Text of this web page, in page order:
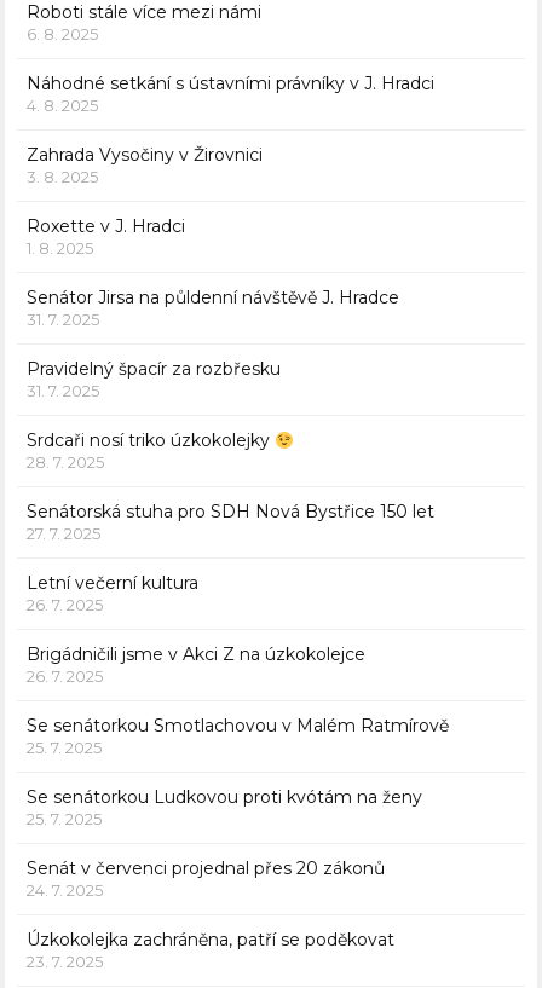
Roboti stále více mezi námi
6. 8. 2025
Náhodné setkání s ústavními právníky v J. Hradci
4. 8. 2025
Zahrada Vysočiny v Žirovnici
3. 8. 2025
Roxette v J. Hradci
1. 8. 2025
Senátor Jirsa na půldenní návštěvě J. Hradce
31. 7. 2025
Pravidelný špacír za rozbřesku
31. 7. 2025
Srdcaři nosí triko úzkokolejky
28. 7. 2025
Senátorská stuha pro SDH Nová Bystřice 150 let
27. 7. 2025
Letní večerní kultura
26. 7. 2025
Brigádničili jsme v Akci Z na úzkokolejce
26. 7. 2025
Se senátorkou Smotlachovou v Malém Ratmírově
25. 7. 2025
Se senátorkou Ludkovou proti kvótám na ženy
25. 7. 2025
Senát v červenci projednal přes 20 zákonů
24. 7. 2025
Úzkokolejka zachráněna, patří se poděkovat
23. 7. 2025